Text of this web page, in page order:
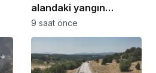
alandaki yangın
fabrikaya ulaşmadan
söndürüldü
9 saat önce